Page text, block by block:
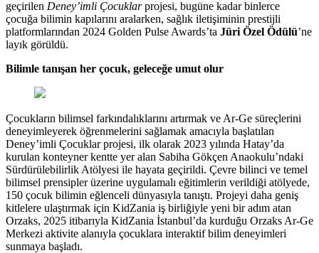
geçirilen Deney’imli Çocuklarprojesi, bugüne kadar binlerce
çocuğa bilimin kapılarını aralarken, sağlık iletişiminin prestijli
platformlarından 2024 Golden Pulse Awards’ta Jüri Özel Ödülü’ne
layık görüldü.
Bilimle tanışan her çocuk, geleceğe umut olur
Çocukların bilimsel farkındalıklarını artırmak ve Ar-Ge süreçlerini
deneyimleyerek öğrenmelerini sağlamak amacıyla başlatılan
Deney’imli Çocuklar projesi, ilk olarak 2023 yılında Hatay’da
kurulan konteyner kentte yer alan Sabiha Gökçen Anaokulu’ndaki
Sürdürülebilirlik Atölyesi ile hayata geçirildi. Çevre bilinci ve temel
bilimsel prensipler üzerine uygulamalı eğitimlerin verildiği atölyede,
150 çocuk bilimin eğlenceli dünyasıyla tanıştı. Projeyi daha geniş
kitlelere ulaştırmak için KidZania iş birliğiyle yeni bir adım atan
Orzaks, 2025 itibarıyla KidZania İstanbul’da kurduğu Orzaks Ar-Ge
Merkezi aktivite alanıyla çocuklara interaktif bilim deneyimleri
sunmaya başladı.